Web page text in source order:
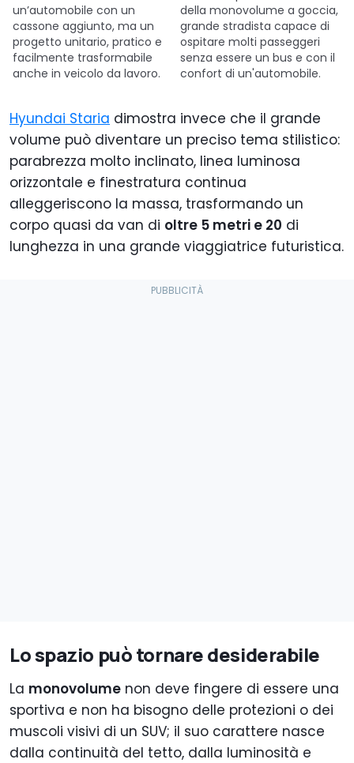
un’automobile con un
cassone aggiunto, ma un
progetto unitario, pratico e
facilmente trasformabile
anche in veicolo da lavoro.
della monovolume a goccia,
grande stradista capace di
ospitare molti passeggeri
senza essere un bus e con il
confort di un'automobile.
Hyundai Staria dimostra invece che il grande
volume può diventare un preciso tema stilistico:
parabrezza molto inclinato, linea luminosa
orizzontale e finestratura continua
alleggeriscono la massa, trasformando un
corpo quasi da van di oltre 5 metri e 20 di
lunghezza in una grande viaggiatrice futuristica.
Lo spazio può tornare desiderabile
La monovolume non deve fingere di essere una
sportiva e non ha bisogno delle protezioni o dei
muscoli visivi di un SUV; il suo carattere nasce
dalla continuità del tetto, dalla luminosità e